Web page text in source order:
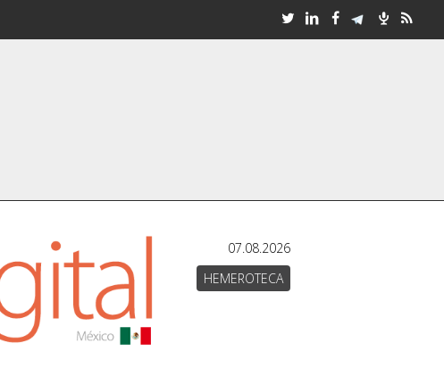
07.08.2026
HEMEROTECA